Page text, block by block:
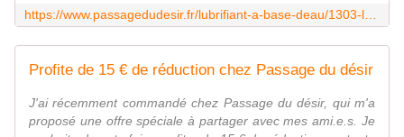
Profite de 15 € de réduction chez Passage du désir
J'ai récemment commandé chez Passage du désir, qui m'a
proposé une offre spéciale à partager avec mes ami.e.s. Je